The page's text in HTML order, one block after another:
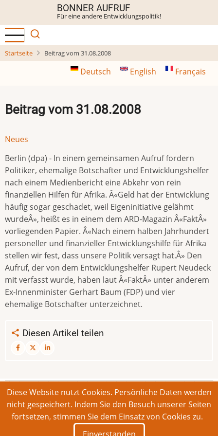
Inhalt
BONNER AUFRUF
Für eine andere Entwicklungspolitik!
Startseite Beitrag vom 31.08.2008
Deutsch English Français
Beitrag vom 31.08.2008
Neues
Berlin (dpa) - In einem gemeinsamen Aufruf fordern
Politiker, ehemalige Botschafter und Entwicklungshelfer
nach einem Medienbericht eine Abkehr von rein
finanziellen Hilfen für Afrika. Â«Geld hat der Entwicklung
häufig sogar geschadet, weil Eigeninitiative gelähmt
wurdeÂ», heißt es in einem dem ARD-Magazin Â«FaktÂ»
vorliegenden Papier. Â«Nach einem halben Jahrhundert
personeller und finanzieller Entwicklungshilfe für Afrika
stellen wir fest, dass unsere Politik versagt hat.Â» Den
Aufruf, der von dem Entwicklungshelfer Rupert Neudeck
mit verfasst wurde, haben laut Â«FaktÂ» unter anderem
Ex-Innenminister Gerhart Baum (FDP) und vier
ehemalige Botschafter unterzeichnet.
Diesen Artikel teilen
© 2026 Bonner Aufruf. Alle Rechte vorbehalten.
Footer
Impressum Kontakt
Intern
Diese Website nutzt Cookies. Persönliche Daten werden
nicht gespeichert. Indem Sie den Besuch unserer Seiten
fortsetzen, stimmen Sie dem Einsatz von Cookies zu.